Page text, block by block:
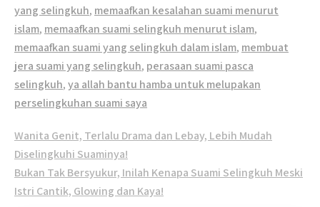
yang selingkuh, memaafkan kesalahan suami menurut
islam, memaafkan suami selingkuh menurut islam,
memaafkan suami yang selingkuh dalam islam, membuat
jera suami yang selingkuh, perasaan suami pasca
selingkuh,ya allah bantu hamba untuk melupakan
perselingkuhan suami saya
Post
navigation
Wanita Genit, Terlalu Drama dan Lebay, Lebih Mudah
Diselingkuhi Suaminya!
Bukan Tak Bersyukur, Inilah Kenapa Suami Selingkuh Meski
Istri Cantik, Glowing dan Kaya!